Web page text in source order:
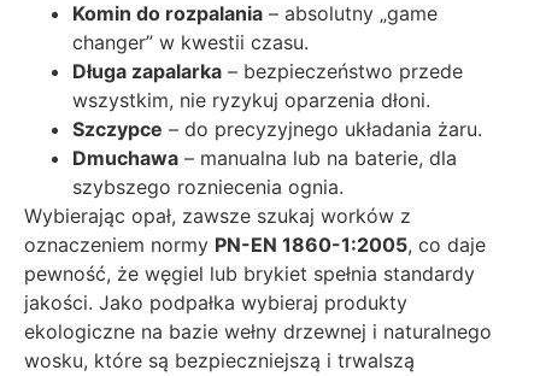
Komin do rozpalania – absolutny „game
changer” w kwestii czasu.
Długa zapalarka – bezpieczeństwo przede
wszystkim, nie ryzykuj oparzenia dłoni.
Szczypce – do precyzyjnego układania żaru.
Dmuchawa – manualna lub na baterie, dla
szybszego rozniecenia ognia.
Wybierając opał, zawsze szukaj worków z
oznaczeniem normy PN-EN 1860-1:2005, co daje
pewność, że węgiel lub brykiet spełnia standardy
jakości. Jako podpałka wybieraj produkty
ekologiczne na bazie wełny drzewnej i naturalnego
wosku, które są bezpieczniejszą i trwalszą